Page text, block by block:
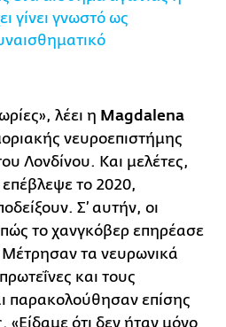
γίνει γνωστό ως
λέει η Magdalena
νευροεπιστήμης
Λονδίνου. Και μελέτες,
το 2020,
Σ’ αυτήν, οι
το χανγκόβερ επηρέασε
Μέτρησαν τα νευρωνικά
και τους
παρακολούθησαν επίσης
ότι δεν ήταν μόνο